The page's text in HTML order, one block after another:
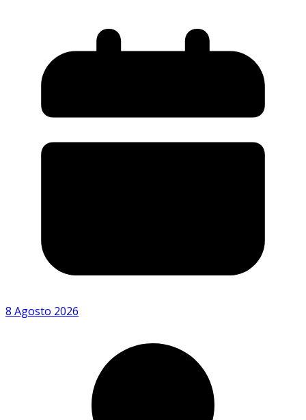
8 Agosto 2026